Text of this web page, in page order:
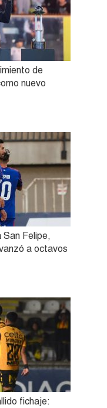
de
nuevo
San Felipe,
a octavos
fichaje: